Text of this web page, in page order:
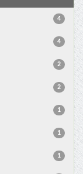
4
4
2
2
1
1
1